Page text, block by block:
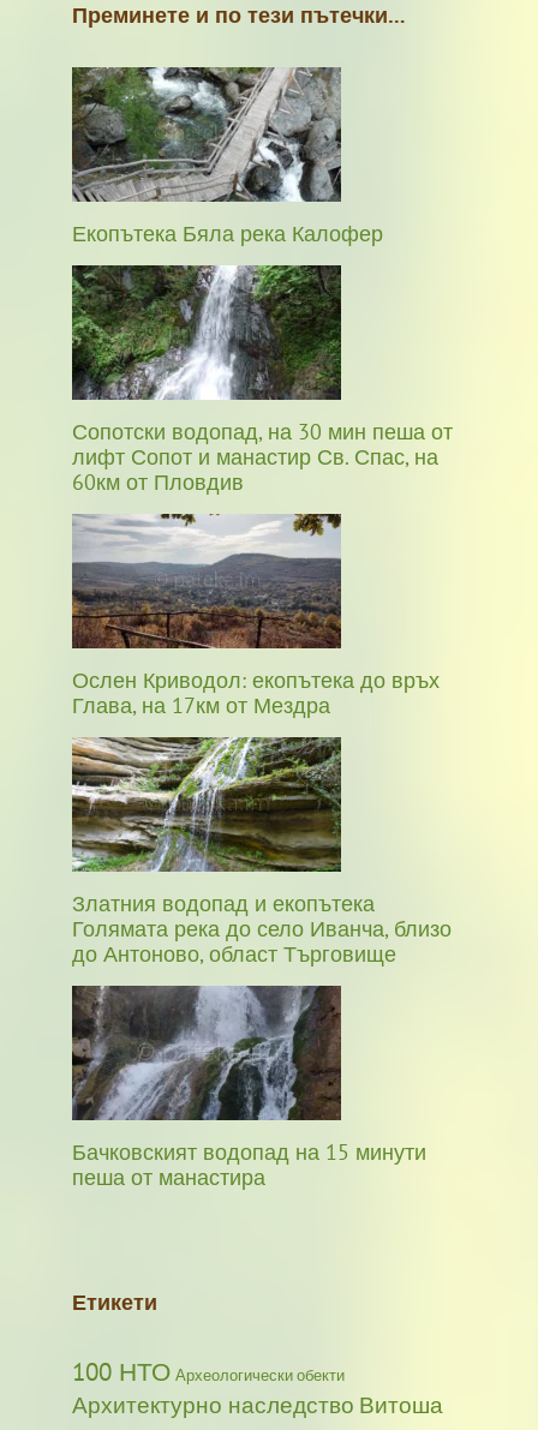
Преминете и по тези пътечки…
Екопътека Бяла река Калофер
Сопотски водопад, на 30 мин пеша от
лифт Сопот и манастир Св. Спас, на
60км от Пловдив
Ослен Криводол: екопътека до връх
Глава, на 17км от Мездра
Златния водопад и екопътека
Голямата река до село Иванча, близо
до Антоново, област Търговище
Бачковският водопад на 15 минути
пеша от манастира
Етикети
100 НТО Археологически обекти
Архитектурно наследство Витоша